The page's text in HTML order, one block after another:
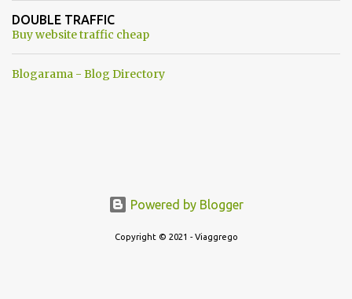
ancora una fantasia Nato o forse una "False Flag", per provocare
una guerra mondiale che difficilmente da menti sane, potrebbe
DOUBLE TRAFFIC
Buy website traffic cheap
Blogarama - Blog Directory
Powered by Blogger
Copyright © 2021 - Viaggrego